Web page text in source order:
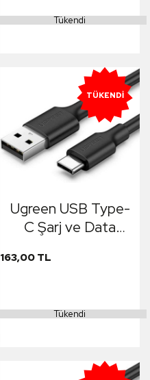
Tükendi
TÜKENDI
Ugreen USB Type-
C Şarj ve Data
Metre
163,00 TL
Tükendi